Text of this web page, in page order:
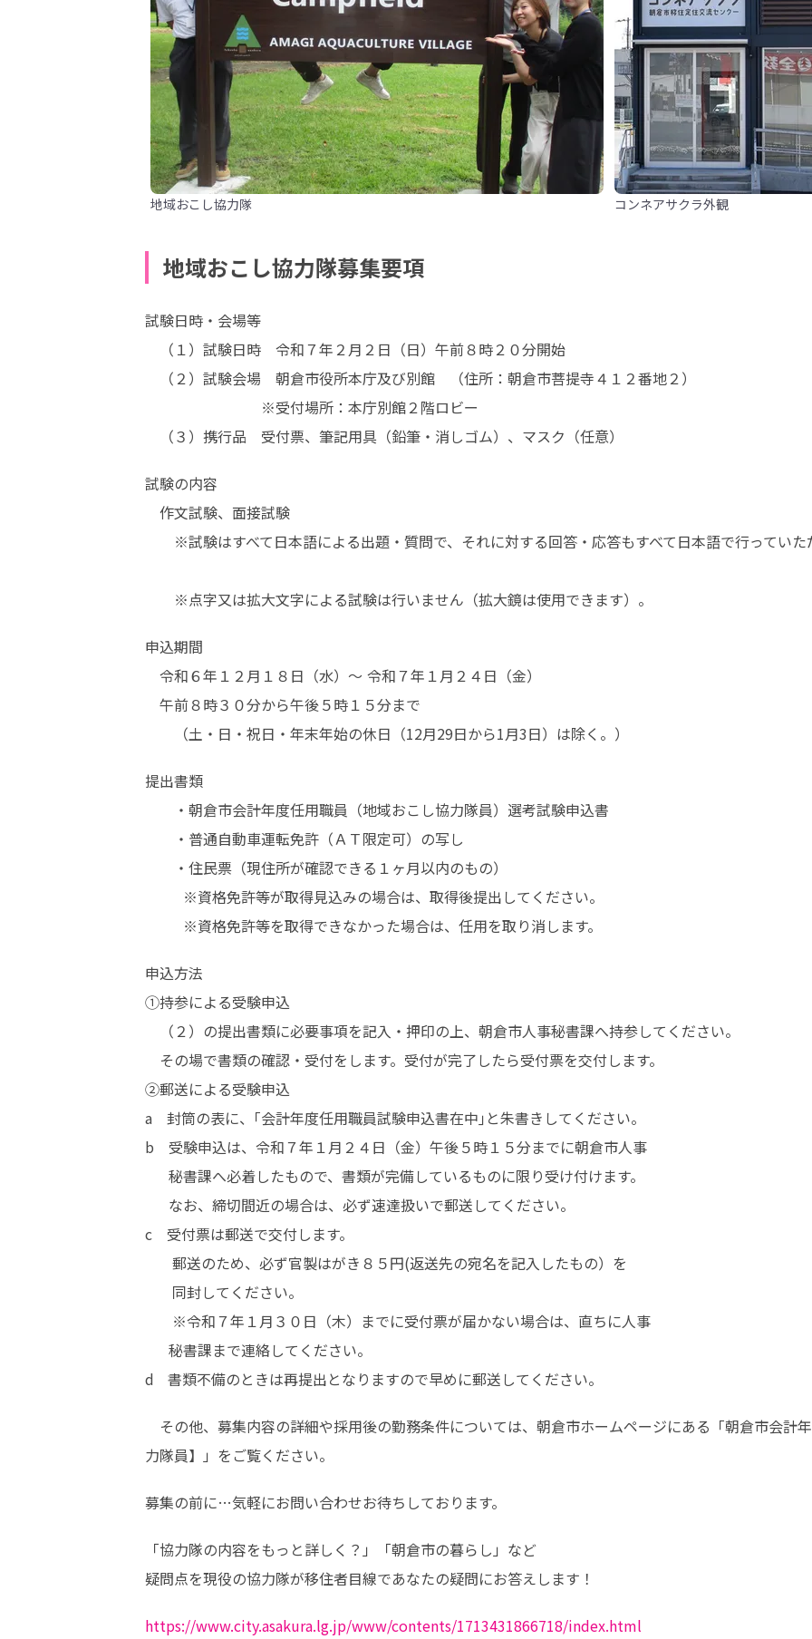
地域おこし協力隊 コンネアサクラ外観
地域おこし協力隊募集要項
試験日時・会場等
（１）試験日時　令和７年２月２日（日）午前８時２０分開始
（２）試験会場　朝倉市役所本庁及び別館　（住所：朝倉市菩提寺４１２番地２）
※受付場所：本庁別館２階ロビー
（３）携行品　受付票、筆記用具（鉛筆・消しゴム）、マスク（任意）
試験の内容
作文試験、面接試験
※試験はすべて日本語による出題・質問で、それに対する回答・応答もすべて日本語で行っていた
申込期間
令和６年１２月１８日（水）～ 令和７年１月２４日（金）
午前８時３０分から午後５時１５分まで
（土・日・祝日・年末年始の休日（12月29日から1月3日）は除く。）
提出書類
・朝倉市会計年度任用職員（地域おこし協力隊員）選考試験申込書
・普通自動車運転免許（ＡＴ限定可）の写し
・住民票（現住所が確認できる１ヶ月以内のもの）
※資格免許等が取得見込みの場合は、取得後提出してください。
※資格免許等を取得できなかった場合は、任用を取り消します。
申込方法
①持参による受験申込
（２）の提出書類に必要事項を記入・押印の上、朝倉市人事秘書課へ持参してください。
その場で書類の確認・受付をします。受付が完了したら受付票を交付します。
②郵送による受験申込
a　封筒の表に、｢会計年度任用職員試験申込書在中｣と朱書きしてください。
b　受験申込は、令和７年１月２４日（金）午後５時１５分までに朝倉市人事
秘書課へ必着したもので、書類が完備しているものに限り受け付けます。
なお、締切間近の場合は、必ず速達扱いで郵送してください。
c　受付票は郵送で交付します。
秘書課まで連絡してください。
d   書類不備のときは再提出となりますので早めに郵送してください。
その他、募集内容の詳細や採用後の勤務条件については、朝倉市ホームページにある「朝倉市会計
力隊員】」をご覧ください。
募集の前に…気軽にお問い合わせお待ちしております。
「協力隊の内容をもっと詳しく？」「朝倉市の暮らし」など
疑問点を現役の協力隊が移住者目線であなたの疑問にお答えします！
https://www.city.asakura.lg.jp/www/contents/1713431866718/index.html